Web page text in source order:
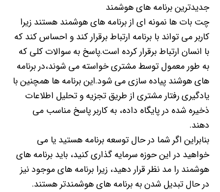
جدیدترین برنامه های هوشمند
چت بات ها نمونه ای از برنامه های هوشمند هستند زیرا
کاربر می تواند با برنامه ارتباط برقرار کند و احساس کند که
با انسان ارتباط برقرار کرده است.پاسخ به سوالات کلی که
به طور معمول توسط مشتری خواسته می شوند،در برنامه
های هوشند پیاده سازی می شود.این برنامه ها همچنین با
یادگیری رفتار مشتری از طریق تجزیه و تحلیل اطلاعات
ذخیره شده در پایگاه داده، به کاربر پاسخ مناسب می
دهند.
بنابراین اگر شما در حال توسعه برنامه هستید یا می
خواهید در این حوزه سرمایه گذاری کنید، باید برنامه های
هوشمند را مد نظر قرار دهید، زیرا برنامه های موجود نیز
در حال تبدیل شدن به برنامه های هوشمندتر هستند.